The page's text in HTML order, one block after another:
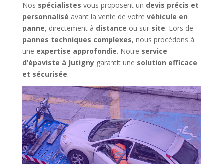
Nos spécialistes vous proposent un devis précis et
personnalisé avant la vente de votre véhicule en
panne, directement à distance ou sur site. Lors de
pannes techniques complexes, nous procédons à
une expertise approfondie. Notre service
d’épaviste à Jutignygarantit une solution efficace
et sécurisée.